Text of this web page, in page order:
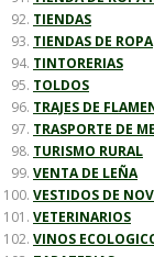
TIENDAS
TIENDAS DE ROPA
TINTORERIAS
TOLDOS
TRAJES DE
TRASPORTE DE
TURISMO RURAL
VENTA DE LEÑA
VESTIDOS DE
VETERINARIOS
VINOS